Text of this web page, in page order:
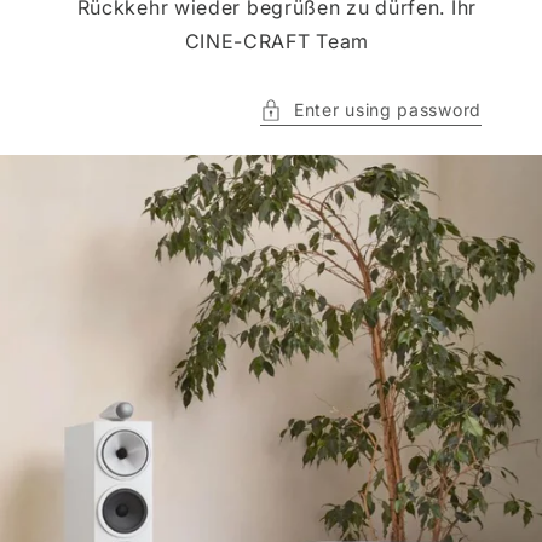
Rückkehr wieder begrüßen zu dürfen. Ihr
CINE-CRAFT Team
Enter using password